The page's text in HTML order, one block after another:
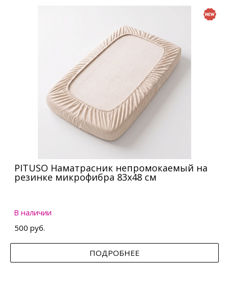
PITUSO Наматрасник непромокаемый на
резинке микрофибра 83х48 см
В наличии
500 руб.
ПОДРОБНЕЕ